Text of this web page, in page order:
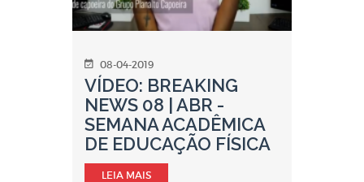
08-04-2019
VÍDEO: BREAKING
NEWS 08 | ABR -
SEMANA ACADÊMICA
DE EDUCAÇÃO FÍSICA
LEIA MAIS